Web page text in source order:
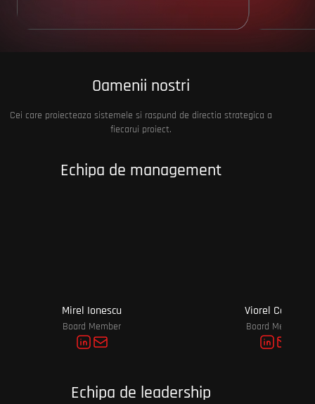
Oamenii nostri
Cei care proiecteaza sistemele si raspund de directia strategica a
fiecarui proiect.
Echipa de management
Mirel Ionescu
Board Member
Viorel Costea
Board Member
Echipa de leadership